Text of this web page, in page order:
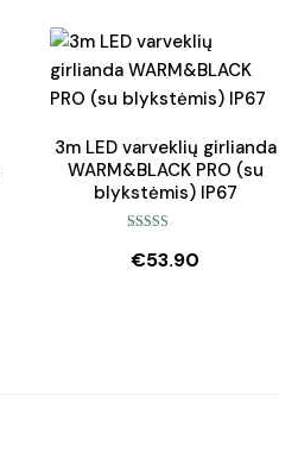
3m LED varveklių girlianda
WARM&BLACK PRO (su
blykstėmis) IP67
5.00iš 5
€53.90